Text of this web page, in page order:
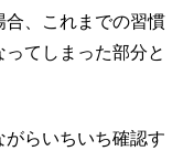
合、これまでの習慣
てしまった部分と
らいちいち確認す